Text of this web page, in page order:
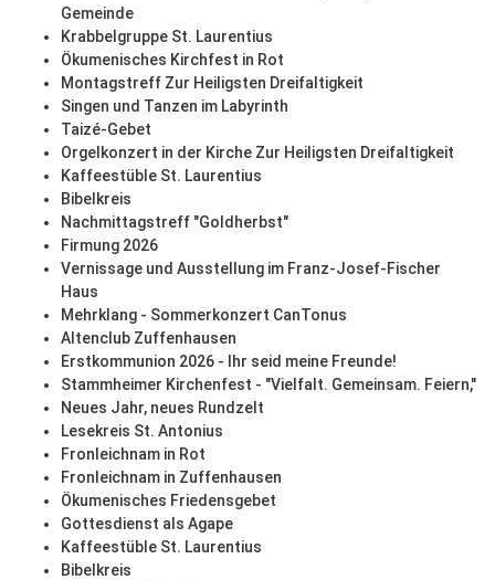
Gemeinde
Krabbelgruppe St. Laurentius
Ökumenisches Kirchfest in Rot
Montagstreff Zur Heiligsten Dreifaltigkeit
Singen und Tanzen im Labyrinth
Taizé-Gebet
Orgelkonzert in der Kirche Zur Heiligsten Dreifaltigkeit
Kaffeestüble St. Laurentius
Bibelkreis
Nachmittagstreff "Goldherbst"
Firmung 2026
Vernissage und Ausstellung im Franz-Josef-Fischer
Haus
Mehrklang - Sommerkonzert CanTonus
Altenclub Zuffenhausen
Erstkommunion 2026 - Ihr seid meine Freunde!
Stammheimer Kirchenfest - "Vielfalt. Gemeinsam. Feiern,"
Neues Jahr, neues Rundzelt
Lesekreis St. Antonius
Fronleichnam in Rot
Fronleichnam in Zuffenhausen
Ökumenisches Friedensgebet
Gottesdienst als Agape
Kaffeestüble St. Laurentius
Bibelkreis